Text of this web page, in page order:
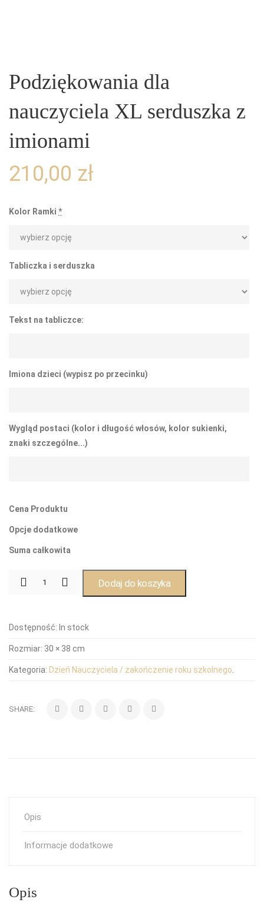
Podziękowania dla
nauczyciela XL serduszka z
imionami
210,00 zł
Kolor Ramki *
Tabliczka i serduszka
Tekst na tabliczce:
Imiona dzieci (wypisz po przecinku)
Wygląd postaci (kolor i długość włosów, kolor sukienki,
znaki szczególne...)
Cena Produktu
Opcje dodatkowe
Suma całkowita
Dodaj do koszyka
Dostępność: In stock
Rozmiar: 30 × 38 cm
Kategoria: Dzień Nauczyciela / zakończenie roku szkolnego
SHARE:
Opis
Informacje dodatkowe
Opis